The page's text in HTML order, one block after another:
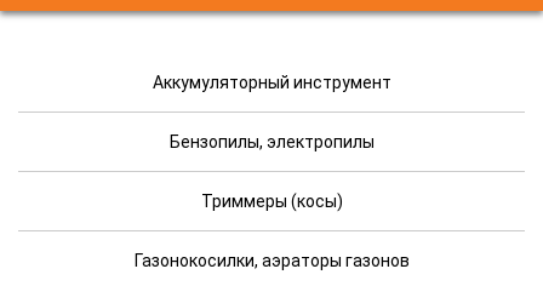
Аккумуляторный инструмент
Бензопилы, электропилы
Триммеры (косы)
Газонокосилки, аэраторы газонов